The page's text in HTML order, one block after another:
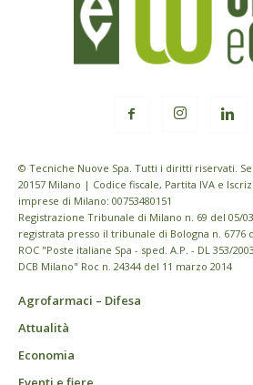
© Tecniche Nuove Spa. Tutti i diritti riservati.
20157 Milano | Codice fiscale, Partita IVA e
imprese di Milano: 00753480151
Registrazione Tribunale di Milano n. 69 del 05/
registrata presso il tribunale di Bologna n. 6776
ROC "Poste italiane Spa - sped. A.P. - DL 353/
DCB Milano" Roc n. 24344 del 11 marzo 2014
Agrofarmaci – Difesa
Attualità
Economia